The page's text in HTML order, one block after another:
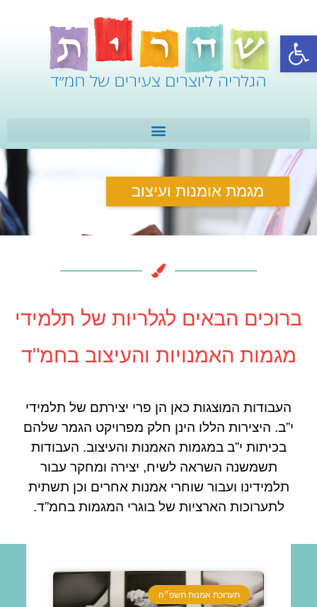
פתח סרגל נגישות
מגמת אומנות ועיצוב
ברוכים הבאים לגלריות של תלמידי
מגמות האמנויות והעיצוב בחמ"ד
העבודות המוצגות כאן הן פרי יצירתם של תלמידי
י”ב. היצירות הללו הינן חלק מפרויקט הגמר שלהם
בכיתות י”ב במגמות האמנות והעיצוב. העבודות
תשמשנה השראה לשיח, יצירה ומחקר עבור
תלמידינו ועבור שוחרי אמנות אחרים וכן תשתית
לתערוכות הארציות של בוגרי המגמות בחמ”ד.
תערוכת אמנות תשפ״ה